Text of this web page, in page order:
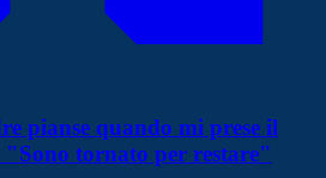
pianse quando mi prese il
tornato per restare"